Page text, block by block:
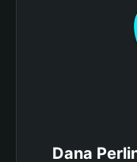
Dana